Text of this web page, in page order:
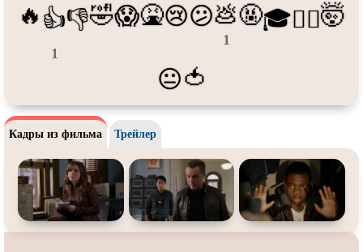
Ситком Слэшер
Сцены с
🔥 👍
1
👎🤣😱🤮😢😕💩
1
🤬🎓😵‍💫🤯
😐🍅
Кадры из фильма Трейлер